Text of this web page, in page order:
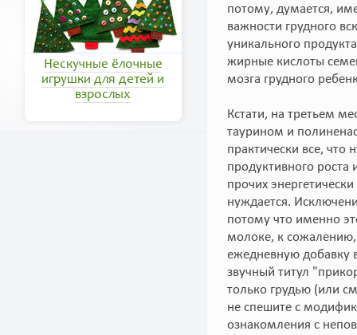
Нескучные ёлочные
игрушки для детей и
взрослых
потому, думается,
важности грудного
уникального
жирные кислоты
мозга грудного
Кстати, на третьем
таурином и
практически все,
продуктивного
прочих
нуждается.
потому что именно
молоке, к сожалению,
ежедневную добавку
звучный титул
только грудью (или
не спешите с
ознакомления с